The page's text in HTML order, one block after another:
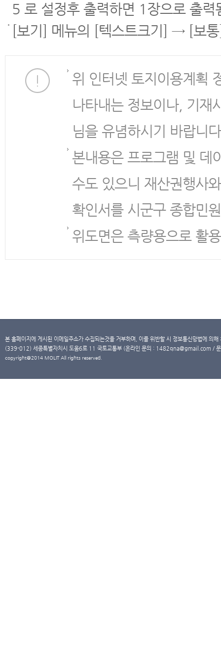
5 로 설정후 출력하면 1장으로 출력
[보기] 메뉴의 [텍스트크기] → [보
위 인터넷 토지이용계획
나타내는 정보이나, 기재
님을 유념하시기 바랍니
본내용은 프로그램 및 데
수도 있으니 재산권행사
확인서를 시군구 종합민
위도면은 측량용으로 활
본 홈페이지에 게시된 이메일주소가 수집되는것을 거부하며, 이를 위반할 시 정보통신망법에 의
(339-012) 세종특별자치시 도움6로 11 국토교통부 (온라인 문의 : 1482qna@gmail.com /
copyright@2014 MOLIT All rights reserved.